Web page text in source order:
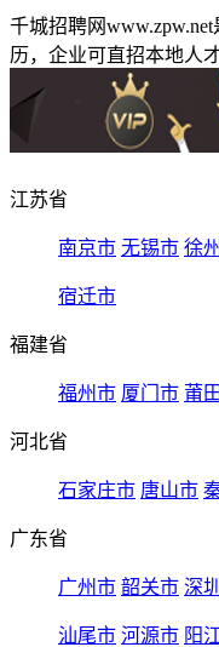
千城招聘网
历，企业可直招本地人
江苏省
南京市 无锡市 徐
宿迁市
福建省
福州市 厦门市 莆
河北省
石家庄市 唐山市
广东省
广州市 韶关市 深
汕尾市 河源市 阳